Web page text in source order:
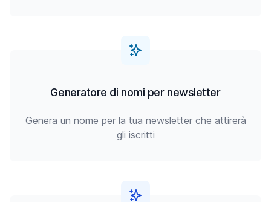
Generatore di nomi per newsletter
Genera un nome per la tua newsletter che attirerà
gli iscritti